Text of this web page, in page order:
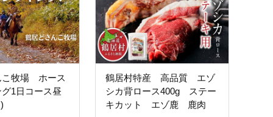
こ牧場 ホース
1日コース昼
鶴居村特産 高品質 エゾ
シカ背ロース400g ステー
キカット エゾ鹿 鹿肉